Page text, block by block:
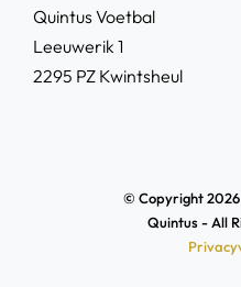
Quintus Voetbal
Leeuwerik 1
2295 PZ Kwintsheul
© Copyright
Quintus - All